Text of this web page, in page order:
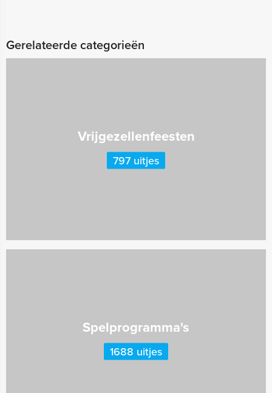
Gerelateerde categorieën
Vrijgezellenfeesten
797 uitjes
Spelprogramma's
1688 uitjes